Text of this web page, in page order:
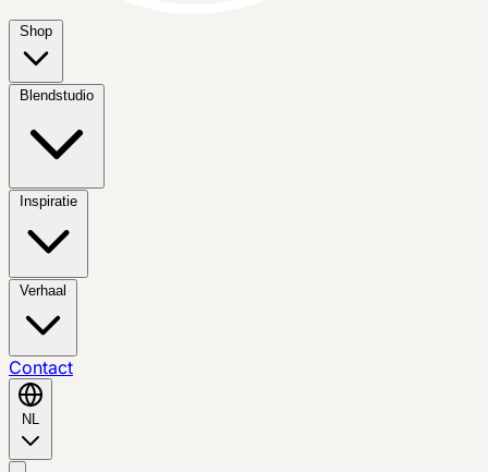
Shop
Blendstudio
Inspiratie
Verhaal
Contact
NL